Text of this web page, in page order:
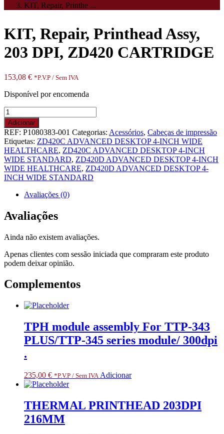
KIT, Repair, Printhe ...
KIT, Repair, Printhead Assy,
203 DPI, ZD420 CARTRIDGE
153,08 € *P.V.P / Sem IVA
Disponível por encomenda
Quantidade
de
KIT,
Repair,
Printhead
Assy,
203
DPI,
ZD420
CARTRIDGE
Adicionar
REF: P1080383-001 Categorias: Acessórios, Cabeças de impressão
Etiquetas: ZD420C ADVANCED DESKTOP 4-INCH WIDE
HEALTHCARE, ZD420C ADVANCED DESKTOP 4-INCH
WIDE STANDARD, ZD420D ADVANCED DESKTOP 4-INCH
WIDE HEALTHCARE, ZD420D ADVANCED DESKTOP 4-
INCH WIDE STANDARD
Avaliações (0)
Avaliações
Ainda não existem avaliações.
Apenas clientes com sessão iniciada que compraram este produto
podem deixar opinião.
Complementos
TPH module assembly For TTP-343
PLUS/TTP-345 series module/ 300dpi
.
235,00 € *P.V.P / Sem IVA Adicionar
THERMAL PRINTHEAD 203DPI
216MM